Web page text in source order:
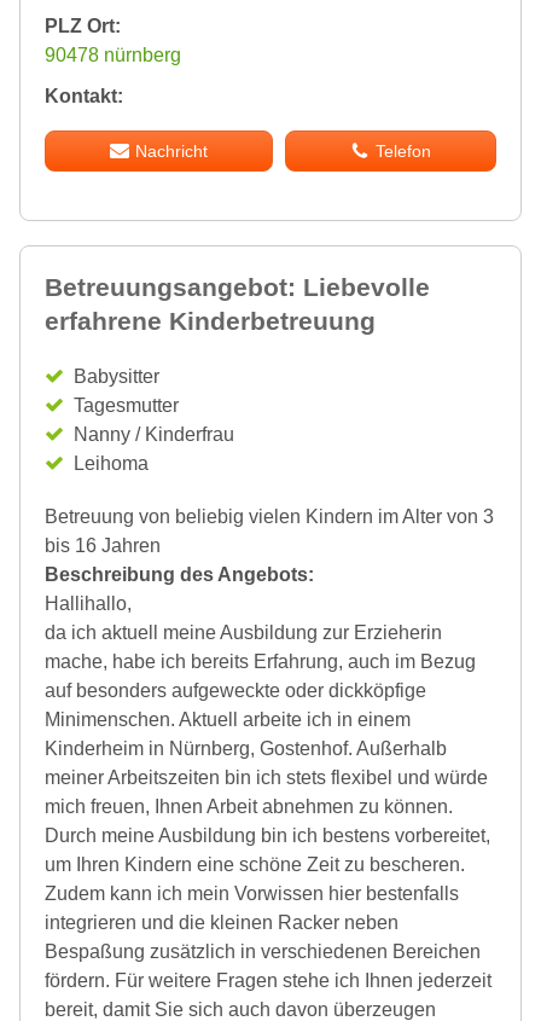
PLZ Ort:
90478 nürnberg
Kontakt:
Nachricht Telefon
Betreuungsangebot: Liebevolle
erfahrene Kinderbetreuung
Babysitter
Tagesmutter
Nanny / Kinderfrau
Leihoma
Betreuung von beliebig vielen Kindern im Alter von 3
bis 16 Jahren
Beschreibung des Angebots:
Hallihallo,
da ich aktuell meine Ausbildung zur Erzieherin
mache, habe ich bereits Erfahrung, auch im Bezug
auf besonders aufgeweckte oder dickköpfige
Minimenschen. Aktuell arbeite ich in einem
Kinderheim in Nürnberg, Gostenhof. Außerhalb
meiner Arbeitszeiten bin ich stets flexibel und würde
mich freuen, Ihnen Arbeit abnehmen zu können.
Durch meine Ausbildung bin ich bestens vorbereitet,
um Ihren Kindern eine schöne Zeit zu bescheren.
Zudem kann ich mein Vorwissen hier bestenfalls
integrieren und die kleinen Racker neben
Bespaßung zusätzlich in verschiedenen Bereichen
fördern. Für weitere Fragen stehe ich Ihnen jederzeit
bereit, damit Sie sich auch davon überzeugen